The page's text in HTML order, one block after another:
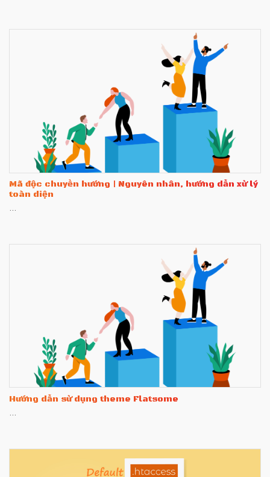
Mã độc chuyển hướng | Nguyên nhân, hướng dẫn xử lý
toàn diện
Hướng dẫn sử dụng theme Flatsome